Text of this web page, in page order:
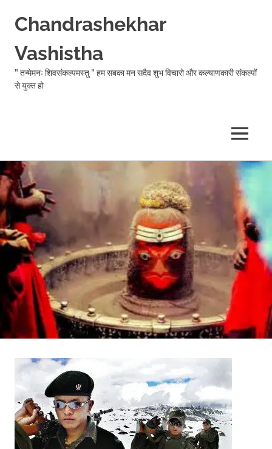
Skip
to
content
Chandrashekhar
Vashistha
" तन्मेमनः शिवसंकल्पमस्तु " हम सबका मन सदैव शुभ विचारो और कल्याणकारी संकल्पों
से युक्त हो
MENU